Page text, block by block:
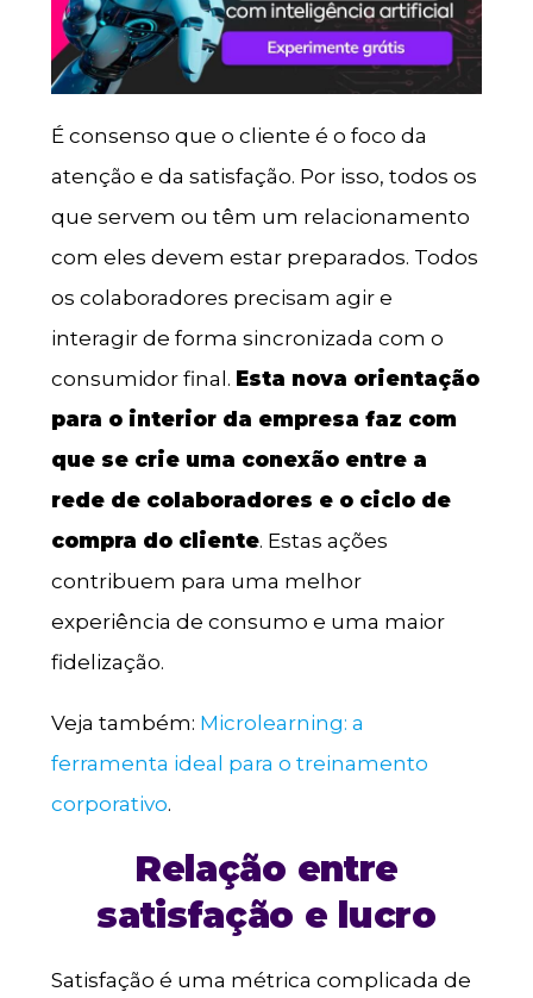
É consenso que o cliente é o foco da
atenção e da satisfação. Por isso, todos os
que servem ou têm um relacionamento
com eles devem estar preparados. Todos
os colaboradores precisam agir e
interagir de forma sincronizada com o
consumidor final. Esta nova orientação
para o interior da empresa faz com
que se crie uma conexão entre a
rede de colaboradores e o ciclo de
compra do cliente. Estas ações
contribuem para uma melhor
experiência de consumo e uma maior
fidelização.
Veja também: Microlearning: a
ferramenta ideal para o treinamento
corporativo.
Relação entre
satisfação e lucro
Satisfação é uma métrica complicada de